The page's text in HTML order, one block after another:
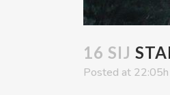
16 SIJ
Posted at 22:05h